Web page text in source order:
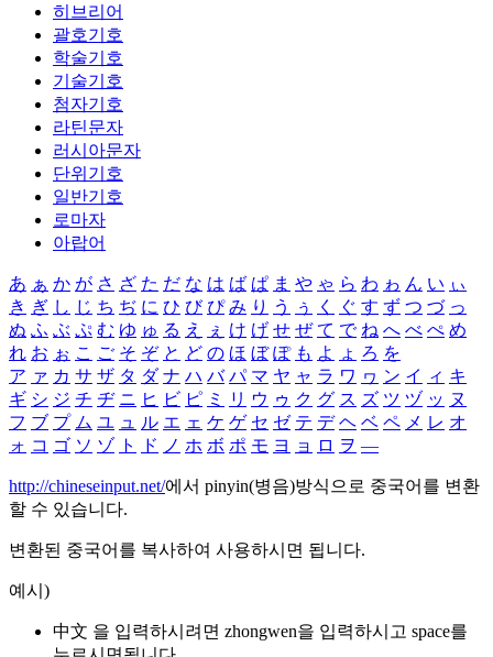
히브리어
괄호기호
학술기호
기술기호
첨자기호
라틴문자
러시아문자
단위기호
일반기호
로마자
아랍어
あ ぁ か が さ ざ た だ な は ば ぱ ま や ゃ ら わ ゎ ん い ぃ
き ぎ し じ ち ぢ に ひ び ぴ み り う ぅ く ぐ す ず つ づ っ
ぬ ふ ぶ ぷ む ゆ ゅ る え ぇ け げ せ ぜ て で ね へ べ ぺ め
れ お ぉ こ ご そ ぞ と ど の ほ ぼ ぽ も よ ょ ろ を
ア ァ カ サ ザ タ ダ ナ ハ バ パ マ ヤ ャ ラ ワ ヮ ン イ ィ キ
ギ シ ジ チ ヂ ニ ヒ ビ ピ ミ リ ウ ゥ ク グ ス ズ ツ ヅ ッ ヌ
フ ブ プ ム ユ ュ ル エ ェ ケ ゲ セ ゼ テ デ ヘ ベ ペ メ レ オ
ォ コ ゴ ソ ゾ ト ド ノ ホ ボ ポ モ ヨ ョ ロ ヲ ―
http://chineseinput.net/에서 pinyin(병음)방식으로 중국어를 변환
할 수 있습니다.
변환된 중국어를 복사하여 사용하시면 됩니다.
예시)
中文 을 입력하시려면 zhongwen을 입력하시고 space를